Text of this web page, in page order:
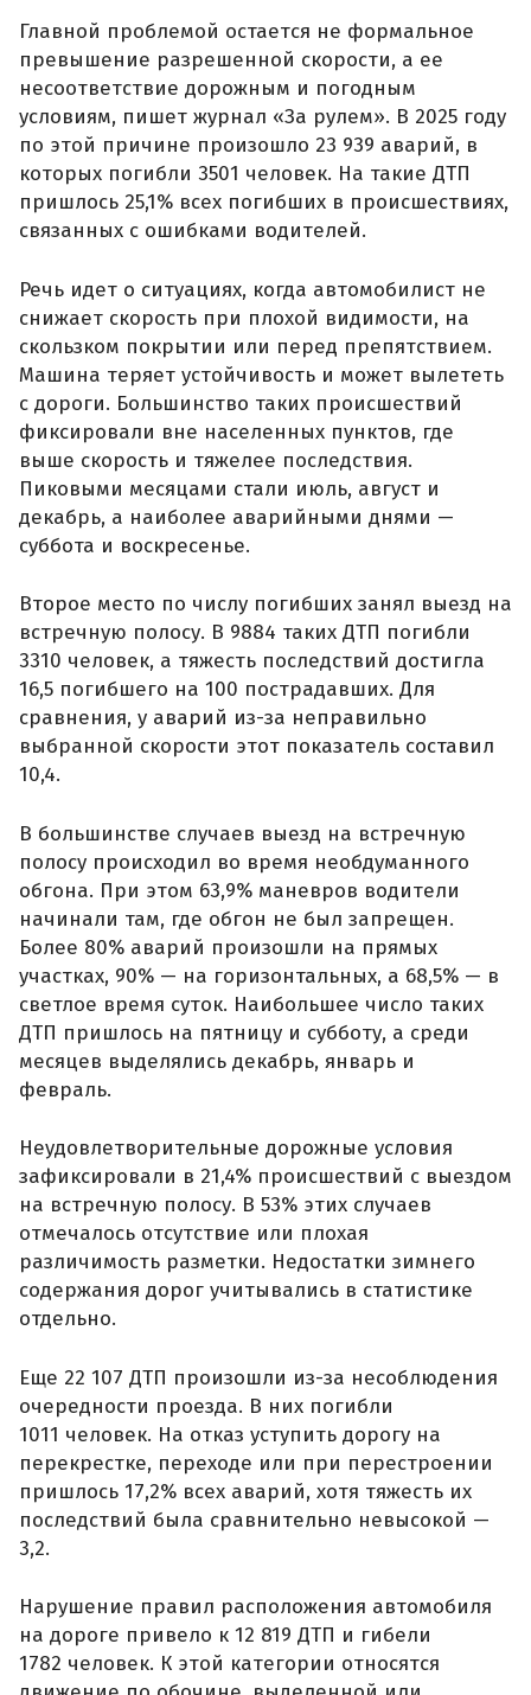
Главной проблемой остается не формальное
превышение разрешенной скорости, а ее
несоответствие дорожным и погодным
условиям, пишет журнал «За рулем». В 2025 году
по этой причине произошло 23 939 аварий, в
которых погибли 3501 человек. На такие ДТП
пришлось 25,1% всех погибших в происшествиях,
связанных с ошибками водителей.
Речь идет о ситуациях, когда автомобилист не
снижает скорость при плохой видимости, на
скользком покрытии или перед препятствием.
Машина теряет устойчивость и может вылететь
с дороги. Большинство таких происшествий
фиксировали вне населенных пунктов, где
выше скорость и тяжелее последствия.
Пиковыми месяцами стали июль, август и
декабрь, а наиболее аварийными днями —
суббота и воскресенье.
Второе место по числу погибших занял выезд на
встречную полосу. В 9884 таких ДТП погибли
3310 человек, а тяжесть последствий достигла
16,5 погибшего на 100 пострадавших. Для
сравнения, у аварий из-за неправильно
выбранной скорости этот показатель составил
10,4.
В большинстве случаев выезд на встречную
полосу происходил во время необдуманного
обгона. При этом 63,9% маневров водители
начинали там, где обгон не был запрещен.
Более 80% аварий произошли на прямых
участках, 90% — на горизонтальных, а 68,5% — в
светлое время суток. Наибольшее число таких
ДТП пришлось на пятницу и субботу, а среди
месяцев выделялись декабрь, январь и
февраль.
Неудовлетворительные дорожные условия
зафиксировали в 21,4% происшествий с выездом
на встречную полосу. В 53% этих случаев
отмечалось отсутствие или плохая
различимость разметки. Недостатки зимнего
содержания дорог учитывались в статистике
отдельно.
Еще 22 107 ДТП произошли из-за несоблюдения
очередности проезда. В них погибли
1011 человек. На отказ уступить дорогу на
перекрестке, переходе или при перестроении
пришлось 17,2% всех аварий, хотя тяжесть их
последствий была сравнительно невысокой —
3,2.
Нарушение правил расположения автомобиля
на дороге привело к 12 819 ДТП и гибели
1782 человек. К этой категории относятся